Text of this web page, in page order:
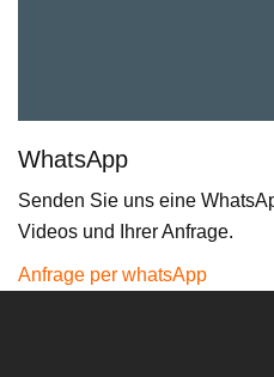
WhatsApp
Senden Sie uns eine
Videos und Ihrer Anfrage.
Anfrage per whatsApp